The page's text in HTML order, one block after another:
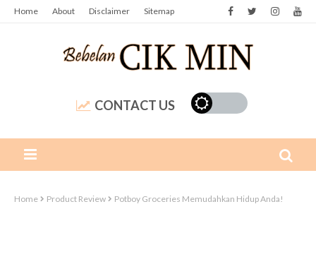
Home About Disclaimer Sitemap
CONTACT US
Home Product Review Potboy Groceries Memudahkan Hidup Anda!